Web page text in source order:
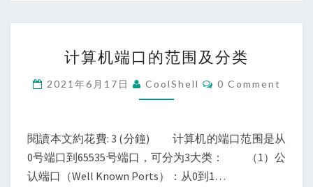
督
脉”
算
机
端
范
围
计算机端口的范围及分类
2021年6月17日 CoolShell Comments
0 Comment
閱讀本文約花費: 3 (分鐘) 计算机的端口范围是从
0号端口到65535号端口，可分为3大类： （1）公
认端口（Well Known Ports）：从0到1…